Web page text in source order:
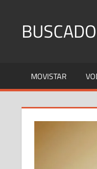
contenido
Fijos
y
MOVISTAR